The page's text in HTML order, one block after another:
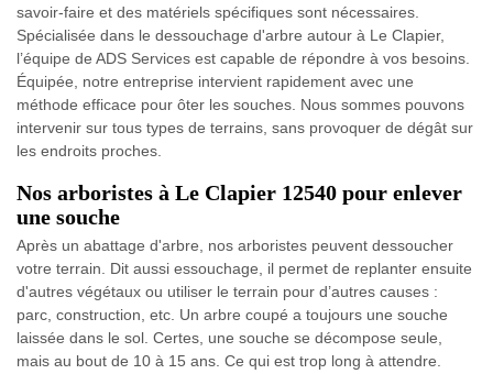
savoir-faire et des matériels spécifiques sont nécessaires.
Spécialisée dans le dessouchage d'arbre autour à Le Clapier,
l’équipe de ADS Services est capable de répondre à vos besoins.
Équipée, notre entreprise intervient rapidement avec une
méthode efficace pour ôter les souches. Nous sommes pouvons
intervenir sur tous types de terrains, sans provoquer de dégât sur
les endroits proches.
Nos arboristes à Le Clapier 12540 pour enlever
une souche
Après un abattage d'arbre, nos arboristes peuvent dessoucher
votre terrain. Dit aussi essouchage, il permet de replanter ensuite
d'autres végétaux ou utiliser le terrain pour d’autres causes :
parc, construction, etc. Un arbre coupé a toujours une souche
laissée dans le sol. Certes, une souche se décompose seule,
mais au bout de 10 à 15 ans. Ce qui est trop long à attendre.